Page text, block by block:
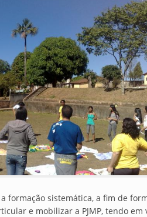
formação sistemática, a fim de
e mobilizar a PJMP, tendo